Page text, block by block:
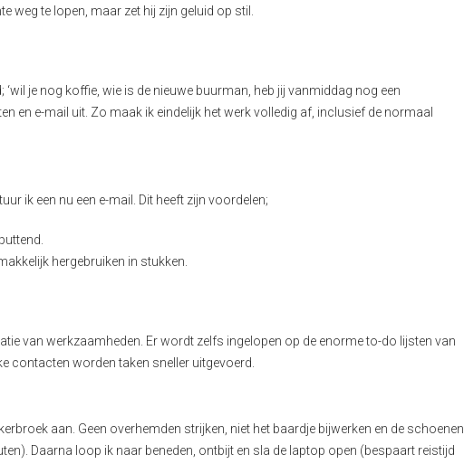
weg te lopen, maar zet hij zijn geluid op stil.
je nog koffie, wie is de nieuwe buurman, heb jij vanmiddag nog een
en e-mail uit. Zo maak ik eindelijk het werk volledig af, inclusief de normaal
ik een nu een e-mail. Dit heeft zijn voordelen;
hergebruiken in stukken.
van werkzaamheden. Er wordt zelfs ingelopen op de enorme to-do lijsten van
contacten worden taken sneller uitgevoerd.
aan. Geen overhemden strijken, niet het baardje bijwerken en de schoenen
Daarna loop ik naar beneden, ontbijt en sla de laptop open (bespaart reistijd